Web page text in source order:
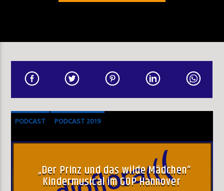
PODCAST PODCAST 2019
„Der Prinz und das wilde Mädchen“
Kindermusical im GOP Hannover